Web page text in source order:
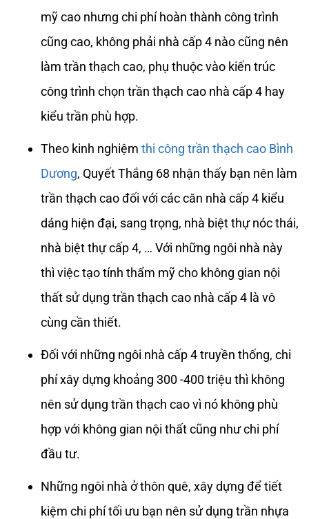
mỹ cao nhưng chi phí hoàn thành công trình
cũng cao, không phải nhà cấp 4 nào cũng nên
làm trần thạch cao, phụ thuộc vào kiến trúc
công trình chọn trần thạch cao nhà cấp 4 hay
kiểu trần phù hợp.
Theo kinh nghiệm thi công trần thạch cao Bình
Dương, Quyết Thắng 68 nhận thấy bạn nên làm
trần thạch cao đối với các căn nhà cấp 4 kiểu
dáng hiện đại, sang trọng, nhà biệt thự nóc thái,
nhà biệt thự cấp 4, … Với những ngôi nhà này
thì việc tạo tính thẩm mỹ cho không gian nội
thất sử dụng trần thạch cao nhà cấp 4 là vô
cùng cần thiết.
Đối với những ngôi nhà cấp 4 truyền thống, chi
phí xây dựng khoảng 300 -400 triệu thì không
nên sử dụng trần thạch cao vì nó không phù
hợp với không gian nội thất cũng như chi phí
đầu tư.
Những ngôi nhà ở thôn quê, xây dựng để tiết
kiệm chi phí tối ưu bạn nên sử dụng trần nhựa